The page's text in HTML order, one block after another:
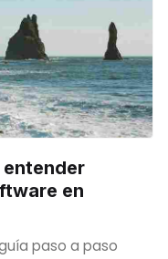
entender
en
paso a paso